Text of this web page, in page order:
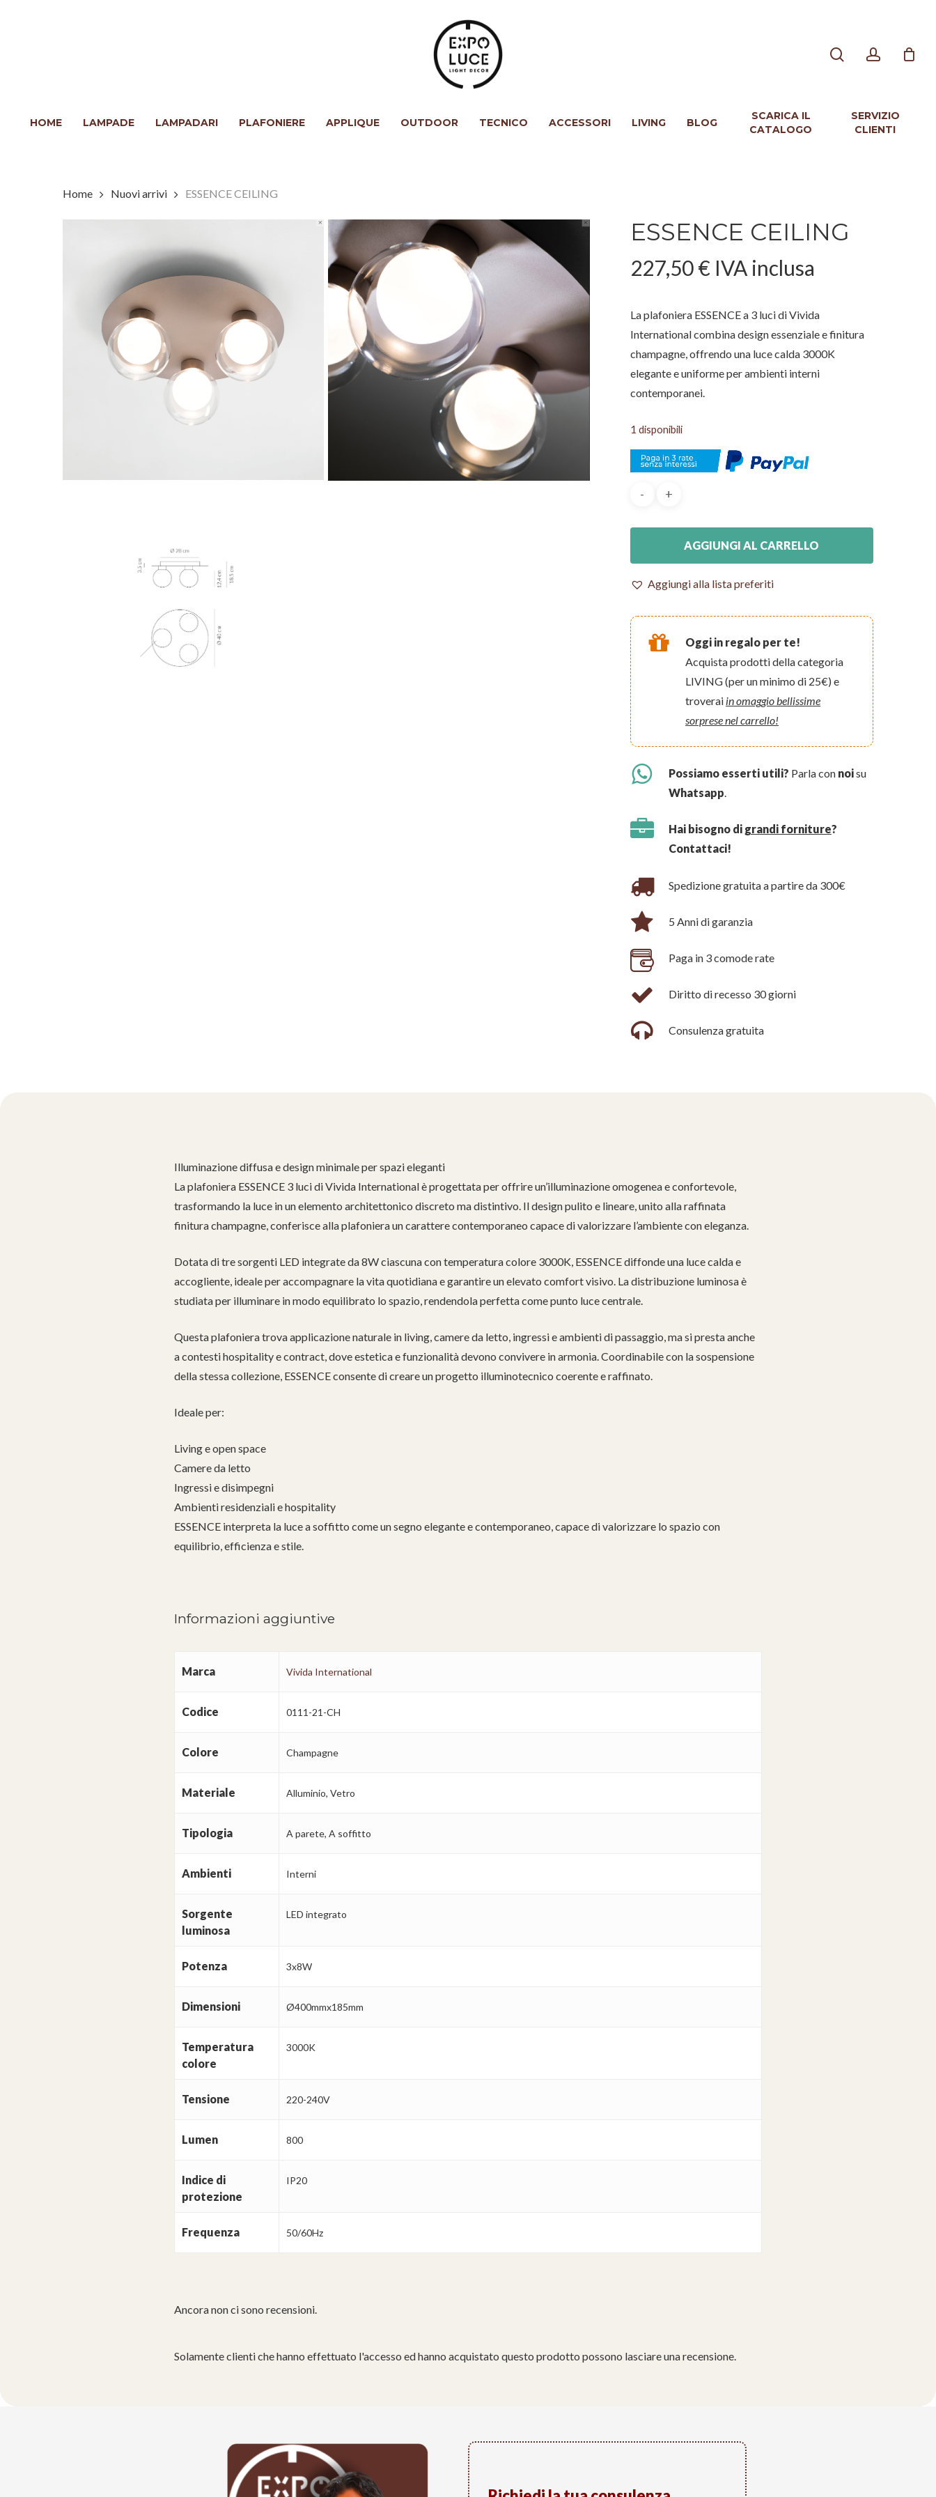
Clicca INVIO per cercare o ESC per chiudere
HOME LAMPADE LAMPADARI PLAFONIERE APPLIQUE OUTDOOR TECNICO ACCESSORI LIVING BLOG
SCARICA IL
CATALOGO
SERVIZIO
CLIENTI
Home Nuovi arrivi ESSENCE CEILING
ESSENCE CEILING
227,50€ IVA inclusa
La plafoniera ESSENCE a 3 luci di Vivida
International combina design essenziale e finitura
champagne, offrendo una luce calda 3000K
elegante e uniforme per ambienti interni
contemporanei.
1 disponibili
AGGIUNGI AL CARRELLO
Aggiungi alla lista preferiti
Oggi in regalo per te!
Acquista prodotti della categoria
LIVING (per un minimo di 25€) e
troverai in omaggio bellissime
sorprese nel carrello!
Possiamo esserti utili? Parla con noisu
Whatsapp.
Hai bisogno di grandi forniture?
Contattaci!
Spedizione gratuita a partire da 300€
5 Anni di garanzia
Paga in 3 comode rate
Diritto di recesso 30 giorni
Consulenza gratuita
Illuminazione diffusa e design minimale per spazi eleganti
La plafoniera ESSENCE 3 luci di Vivida International è progettata per offrire un’illuminazione omogenea e confortevole,
trasformando la luce in un elemento architettonico discreto ma distintivo. Il design pulito e lineare, unito alla raffinata
finitura champagne, conferisce alla plafoniera un carattere contemporaneo capace di valorizzare l’ambiente con eleganza.
Dotata di tre sorgenti LED integrate da 8W ciascuna con temperatura colore 3000K, ESSENCE diffonde una luce calda e
accogliente, ideale per accompagnare la vita quotidiana e garantire un elevato comfort visivo. La distribuzione luminosa è
studiata per illuminare in modo equilibrato lo spazio, rendendola perfetta come punto luce centrale.
Questa plafoniera trova applicazione naturale in living, camere da letto, ingressi e ambienti di passaggio, ma si presta anche
a contesti hospitality e contract, dove estetica e funzionalità devono convivere in armonia. Coordinabile con la sospensione
della stessa collezione, ESSENCE consente di creare un progetto illuminotecnico coerente e raffinato.
Ideale per:
Living e open space
Camere da letto
Ingressi e disimpegni
Ambienti residenziali e hospitality
ESSENCE interpreta la luce a soffitto come un segno elegante e contemporaneo, capace di valorizzare lo spazio con
equilibrio, efficienza e stile.
Informazioni aggiuntive
Marca Vivida International
Codice 0111-21-CH
Colore Champagne
Materiale Alluminio, Vetro
Tipologia A parete, A soffitto
Ambienti Interni
Sorgente
luminosa
LED integrato
Potenza 3x8W
Dimensioni Ø400mmx185mm
Temperatura
colore
3000K
Tensione 220-240V
Lumen 800
Indice di
protezione
IP20
Frequenza 50/60Hz
Ancora non ci sono recensioni.
Solamente clienti che hanno effettuato l'accesso ed hanno acquistato questo prodotto possono lasciare una recensione.